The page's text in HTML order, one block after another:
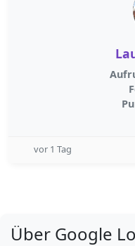
vor 1 Tag
Über Google